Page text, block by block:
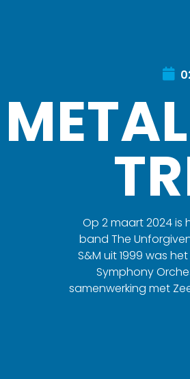
Op 2 maart 2024 is
band The
S&M uit 1999 was
Symphony
samenwerking met